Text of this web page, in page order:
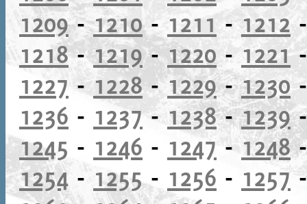
1209-1210-1211 -1212
1218-1219-1220 -1221
1227 - 1228-1229-1230
1236 - 1237- 1238-1239
1245 - 1246 - 1247-1248
1254 - 1255- 1256 - 1257